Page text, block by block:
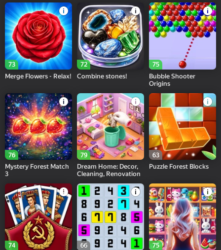
73
Merge Flowers - Relax!
72
Combine stones!
75
Bubble Shooter
Origins
76
Mystery Forest Match
3
79
Dream Home: Decor,
Cleaning, Renovation
63
Puzzle Forest Blocks
74
66
75